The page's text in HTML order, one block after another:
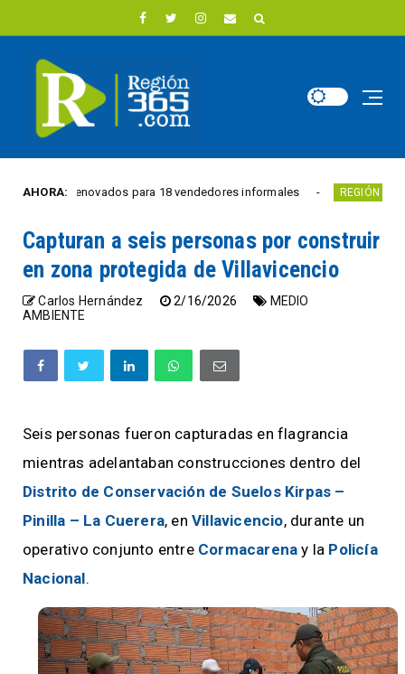
AHORA:
para 18 vendedores informales REGIÓN Estudiantes
Capturan a seis personas por construir
en zona protegida de Villavicencio
Carlos Hernández 2/16/2026
MEDIO
AMBIENTE
Seis personas fueron capturadas en flagrancia
mientras adelantaban construcciones dentro del
Distrito de Conservación de Suelos Kirpas –
Pinilla – La Cuerera, en Villavicencio, durante un
operativo conjunto entre Cormacarena y la Policía
Nacional.